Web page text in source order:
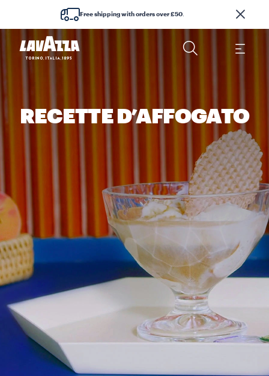
Free shipping with orders over £50.
RECETTE D’AFFOGATO